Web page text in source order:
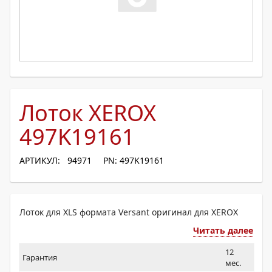
Лоток XEROX
497K19161
АРТИКУЛ: 94971 PN: 497K19161
Лоток для XLS формата Versant оригинал для XEROX
Читать далее
Гарантия
12
мес.